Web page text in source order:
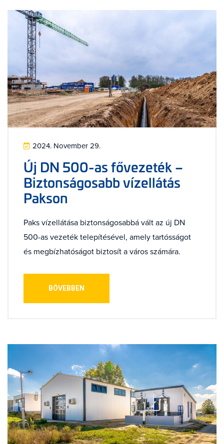
2024. November 29.
Új DN 500-as fővezeték –
Biztonságosabb vízellátás
Pakson
Paks vízellátása biztonságosabbá vált az új DN
500-as vezeték telepítésével, amely tartósságot
és megbízhatóságot biztosít a város számára.
BŐVEBBEN